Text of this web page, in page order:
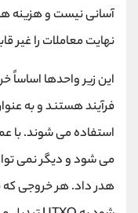
آسانی نیست و هزینه
نهایت معاملات را غیر
این زیر واحدها
فرآیند هستند و به
استفاده می شوند. با
می شود و دیگر نمی
هدر داد. هر خروجی که